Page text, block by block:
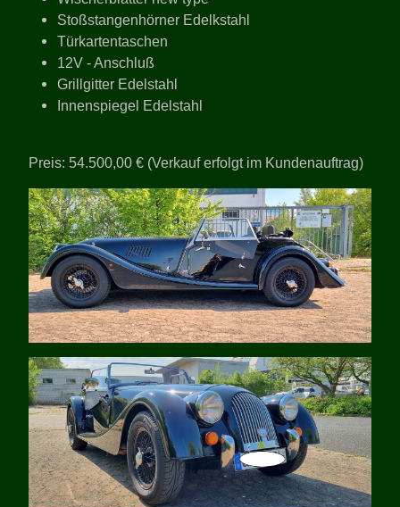
Stoßstangenhörner Edelkstahl
Türkartentaschen
12V - Anschluß
Grillgitter Edelstahl
Innenspiegel Edelstahl
Preis: 54.500,00 € (Verkauf erfolgt im Kundenauftrag)